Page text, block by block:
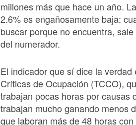
millones más que hace un año.
2.6% es engañosamente baja:
buscar porque no encuentra,
del numerador.
El indicador que sí dice la
Críticas de Ocupación (TCCO),
trabajan pocas horas por causas
trabajan mucho ganando menos
que laboran más de 48 horas